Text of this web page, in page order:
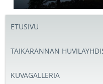
ETUSIVU
TAIKARANNAN
KUVAGALLERIA